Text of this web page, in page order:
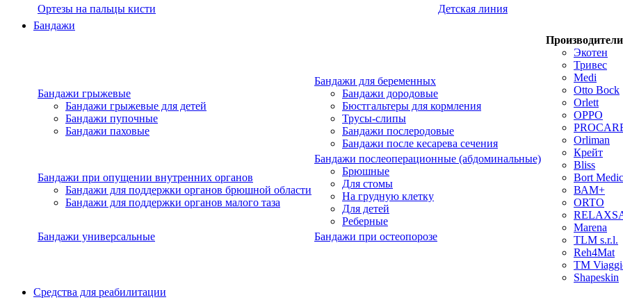
Ортезы на пальцы кисти
Детская линия
Бандажи
Бандажи грыжевые
Бандажи грыжевые для детей
Бандажи пупочные
Бандажи паховые
Бандажи для беременных
Бандажи дородовые
Бюстгальтеры для кормления
Трусы-слипы
Бандажи послеродовые
Бандажи после кесарева сечения
Бандажи при опущении внутренних органов
Бандажи для поддержки органов брюшной области
Бандажи для поддержки органов малого таза
Бандажи послеоперационные (абдоминальные)
Брюшные
Для стомы
На грудную клетку
Для детей
Реберные
Бандажи универсальные
Бандажи при остеопорозе
Производители
Экотен
Тривес
Medi
Otto Bock
Orlett
OPPO
Orliman
Крейт
Bliss
Bort
ВАМ+
ORTO
Marena
TLM s.r.l.
Reh4Mat
TM
Shapeskin
Средства для реабилитации